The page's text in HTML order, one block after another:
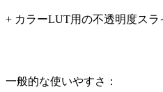
+ カラーLUT用の不透明度スラ
一般的な使いやすさ：